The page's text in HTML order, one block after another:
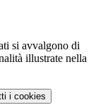
si avvalgono di
illustrate nella
i cookies